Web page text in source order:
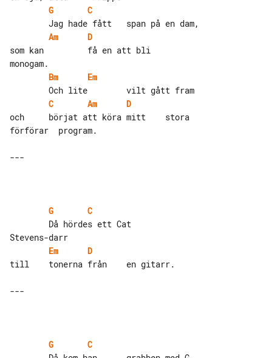
G
C
Am
D
som kan         få en att bli
Bm
Em
C
Am
D
och     börjat att köra mitt    stora
förförar  program.
---
G
C
Em
D
till    tonerna från    en gitarr.
---
G
C